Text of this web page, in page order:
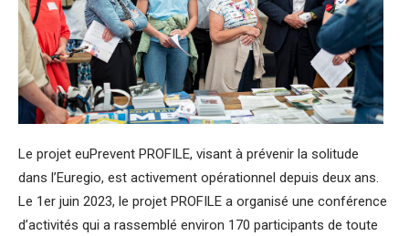
Le projet euPrevent PROFILE, visant à prévenir la solitude
dans l’Euregio, est activement opérationnel depuis deux ans.
Le 1er juin 2023, le projet PROFILE a organisé une conférence
d’activités qui a rassemblé environ 170 participants de toute